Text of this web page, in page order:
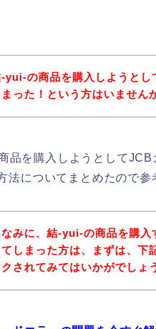
yui-の商品を購入しようとし
まった！という方はいません
品を購入しようとして
法についてまとめたので参
なみに、結-yui-の商品を購
てしまった方は、まずは、下
クされてみてはいかがでしょ